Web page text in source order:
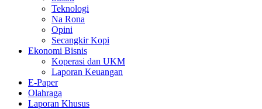
Teknologi
Na Rona
Opini
Secangkir Kopi
Ekonomi Bisnis
Koperasi dan UKM
Laporan Keuangan
E-Paper
Olahraga
Laporan Khusus